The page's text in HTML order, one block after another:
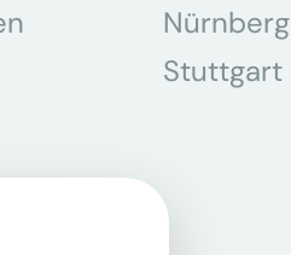
Nürnberg
Stuttgart